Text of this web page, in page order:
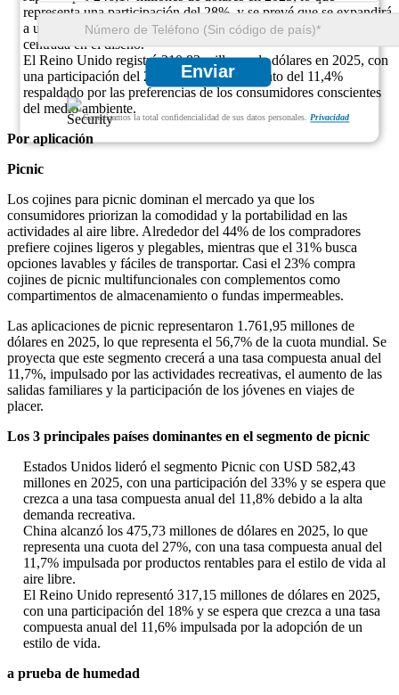
Enviar
Garantizamos la total confidencialidad de sus datos personales. Privacidad
representa una participación del 28%, y se prevé que se expandirá
a una tasa compuesta anual del 11,5% debido a la demanda
centrada en el diseño.
El Reino Unido registró 210,83 millones de dólares en 2025, con
una participación del 24%, con un crecimiento del 11,4%
respaldado por las preferencias de los consumidores conscientes
del medio ambiente.
Por aplicación
Picnic
Los cojines para picnic dominan el mercado ya que los
consumidores priorizan la comodidad y la portabilidad en las
actividades al aire libre. Alrededor del 44% de los compradores
prefiere cojines ligeros y plegables, mientras que el 31% busca
opciones lavables y fáciles de transportar. Casi el 23% compra
cojines de picnic multifuncionales con complementos como
compartimentos de almacenamiento o fundas impermeables.
Las aplicaciones de picnic representaron 1.761,95 millones de
dólares en 2025, lo que representa el 56,7% de la cuota mundial. Se
proyecta que este segmento crecerá a una tasa compuesta anual del
11,7%, impulsado por las actividades recreativas, el aumento de las
salidas familiares y la participación de los jóvenes en viajes de
placer.
Los 3 principales países dominantes en el segmento de picnic
Estados Unidos lideró el segmento Picnic con USD 582,43
millones en 2025, con una participación del 33% y se espera que
crezca a una tasa compuesta anual del 11,8% debido a la alta
demanda recreativa.
China alcanzó los 475,73 millones de dólares en 2025, lo que
representa una cuota del 27%, con una tasa compuesta anual del
11,7% impulsada por productos rentables para el estilo de vida al
aire libre.
El Reino Unido representó 317,15 millones de dólares en 2025,
con una participación del 18% y se espera que crezca a una tasa
compuesta anual del 11,6% impulsada por la adopción de un
estilo de vida.
a prueba de humedad